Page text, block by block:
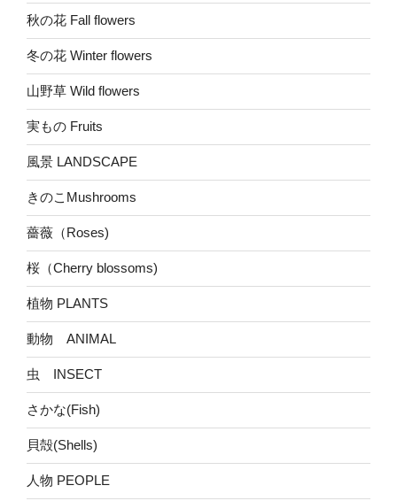
秋の花 Fall flowers
冬の花 Winter flowers
山野草 Wild flowers
実もの Fruits
風景 LANDSCAPE
きのこMushrooms
薔薇（Roses)
桜（Cherry blossoms)
植物 PLANTS
動物 ANIMAL
虫 INSECT
さかな(Fish)
貝殻(Shells)
人物 PEOPLE